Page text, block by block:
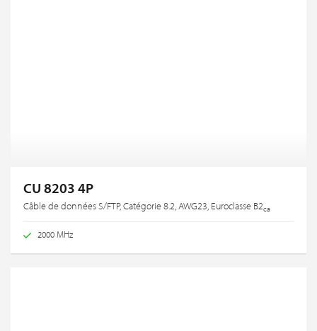
CU 8203 4P
Câble de données S/FTP, Catégorie 8.2, AWG23, Euroclasse B2ca
2000 MHz